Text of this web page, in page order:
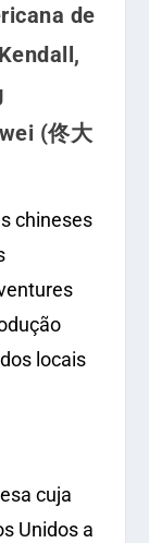
de
(佟大
chineses
locais
cuja
Unidos a